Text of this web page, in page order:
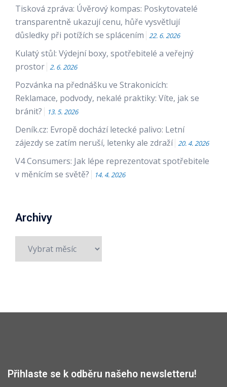
Tisková zpráva: Úvěrový kompas: Poskytovatelé
transparentně ukazují cenu, hůře vysvětlují
důsledky při potížích se splácením
22. 6. 2026
Kulatý stůl: Výdejní boxy, spotřebitelé a veřejný
prostor 2. 6. 2026
Pozvánka na přednášku ve Strakonicích:
Reklamace, podvody, nekalé praktiky: Víte, jak se
bránit?
13. 5. 2026
Deník.cz: Evropě dochází letecké palivo: Letní
zájezdy se zatím neruší, letenky ale zdraží 20. 4. 2026
V4 Consumers: Jak lépe reprezentovat spotřebitele
v měnícím se světě?
14. 4. 2026
Archivy
Přihlaste se k odběru našeho newsletteru!